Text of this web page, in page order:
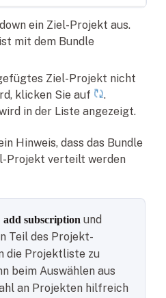
ein Ziel-Projekt aus.
mit dem Bundle
Ziel-Projekt nicht
klicken Sie auf
.
in der Liste angezeigt.
Hinweis, dass das Bundle
Projekt verteilt werden
add subscription und
Teil des Projekt-
die Projektliste zu
beim Auswählen aus
an Projekten hilfreich